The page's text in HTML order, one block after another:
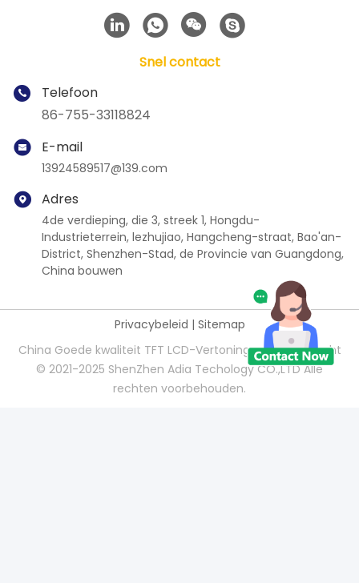
Snel contact
Telefoon
86-755-33118824
E-mail
13924589517@139.com
Adres
4de verdieping, die 3, streek 1, Hongdu-
Industrieterrein, lezhujiao, Hangcheng-straat, Bao'an-
District, Shenzhen-Stad, de Provincie van Guangdong,
China bouwen
Privacybeleid | Sitemap
China Goede kwaliteit TFT LCD-Vertoningen Auteursrecht
© 2021-2025 ShenZhen Adia Techology CO.,LTD Alle
rechten voorbehouden.